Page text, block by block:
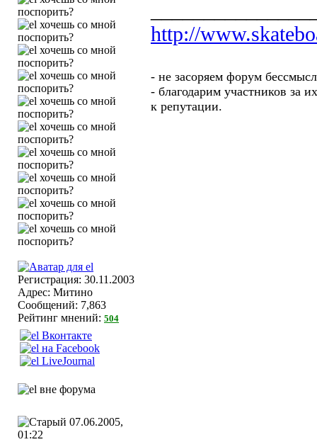
Регистрация: 30.11.2003
Адрес: Митино
Сообщений: 7,863
Рейтинг мнений: 504
http://
- не засоряем форум
- благодарим участников за
к репутации.
07.06.2005,
01:22